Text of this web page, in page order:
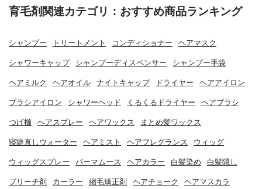
育毛剤関連カテゴリ：おすすめ商品ランキング
シャンプー トリートメント コンディショナー ヘアマスク
シャワーキャップ シャンプーディスペンサー シャンプー手袋
ヘアミルク ヘアオイル ナイトキャップ ドライヤー ヘアアイロン
ブラシアイロン シャワーヘッド くるくるドライヤー ヘアブラシ
つげ櫛 ヘアスプレー ヘアワックス まとめ髪ワックス
寝癖直しウォーター ヘアミスト ヘアフレグランス ウィッグ
ウィッグスプレー パーマムース ヘアカラー 白髪染め 白髪隠し
ブリーチ剤 カーラー 縮毛矯正剤 ヘアチョーク ヘアマスカラ